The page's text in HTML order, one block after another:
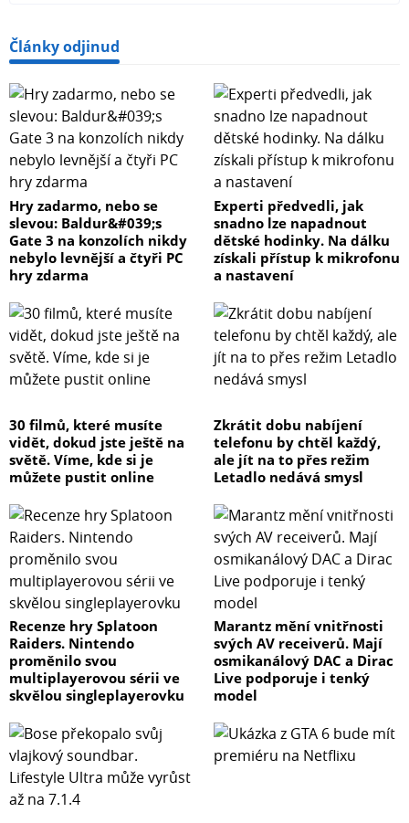
Články odjinud
Hry zadarmo, nebo se
slevou: Baldur&#039;s
Gate 3 na konzolích nikdy
nebylo levnější a čtyři PC
hry zdarma
Experti předvedli, jak
snadno lze napadnout
dětské hodinky. Na dálku
získali přístup k mikrofonu
a nastavení
30 filmů, které musíte
vidět, dokud jste ještě na
světě. Víme, kde si je
můžete pustit online
Zkrátit dobu nabíjení
telefonu by chtěl každý,
ale jít na to přes režim
Letadlo nedává smysl
Recenze hry Splatoon
Raiders. Nintendo
proměnilo svou
multiplayerovou sérii ve
skvělou singleplayerovku
Marantz mění vnitřnosti
svých AV receiverů. Mají
osmikanálový DAC a Dirac
Live podporuje i tenký
model